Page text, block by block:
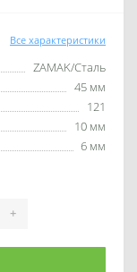
Все характеристики
ZAMAK/Сталь
45 мм
121
10 мм
6 мм
+